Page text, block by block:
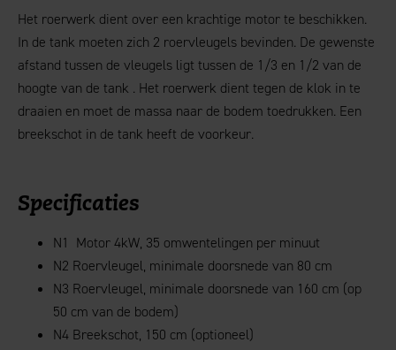
Het roerwerk dient over een krachtige motor te beschikken.
In de tank moeten zich 2 roervleugels bevinden. De gewenste
afstand tussen de vleugels ligt tussen de 1/3 en 1/2 van de
hoogte van de tank . Het roerwerk dient tegen de klok in te
draaien en moet de massa naar de bodem toedrukken. Een
breekschot in de tank heeft de voorkeur.
Specificaties
N1 Motor 4kW, 35 omwentelingen per minuut
N2 Roervleugel, minimale doorsnede van 80 cm
N3 Roervleugel, minimale doorsnede van 160 cm (op
50 cm van de bodem)
N4 Breekschot, 150 cm (optioneel)